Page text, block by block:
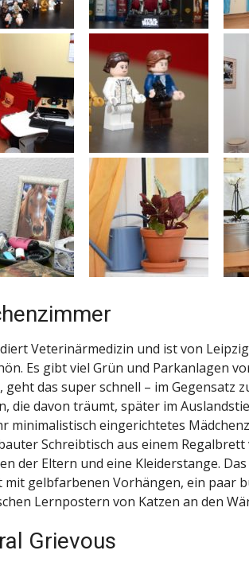
Veterinärmedizin und ist von
Es gibt viel Grün und Parkanlagen
geht das super schnell – im Gegensatz
die davon träumt, später im
minimalistisch eingerichtetes
Schreibtisch aus einem
der Eltern und eine Kleiderstange.
mit gelbfarbenen Vorhängen, ein paar
Lernpostern von Katzen an den
Grievous